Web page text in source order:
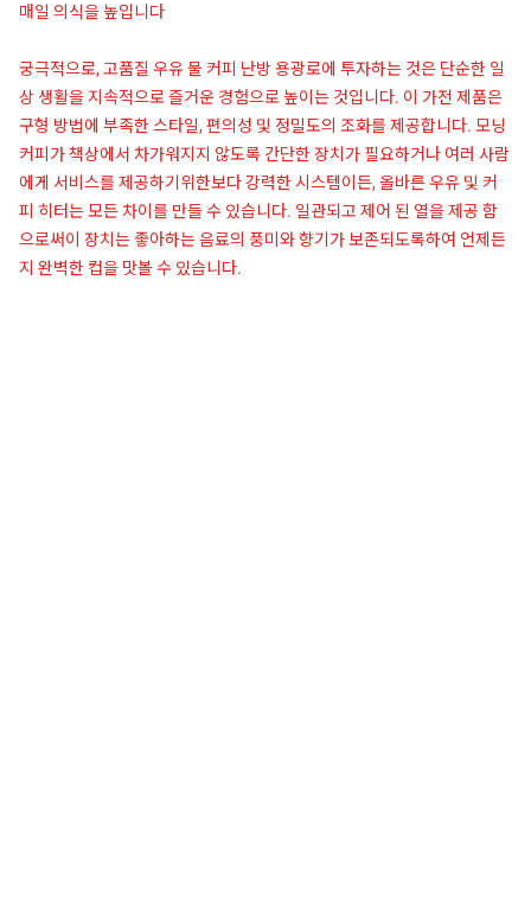
매일 의식을 높입니다
궁극적으로, 고품질 우유 물 커피 난방 용광로에 투자하는 것은 단순한 일
상 생활을 지속적으로 즐거운 경험으로 높이는 것입니다. 이 가전 제품은
구형 방법에 부족한 스타일, 편의성 및 정밀도의 조화를 제공합니다. 모닝
커피가 책상에서 차가워지지 않도록 간단한 장치가 필요하거나 여러 사람
에게 서비스를 제공하기위한보다 강력한 시스템이든, 올바른 우유 및 커
피 히터는 모든 차이를 만들 수 있습니다. 일관되고 제어 된 열을 제공 함
으로써이 장치는 좋아하는 음료의 풍미와 향기가 보존되도록하여 언제든
지 완벽한 컵을 맛볼 수 있습니다.